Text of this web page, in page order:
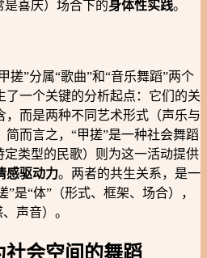
是喜庆）场合下的身体性实践。
搓”分属“歌曲”和“音乐舞蹈”两个
了一个关键的分析起点：它们的关
，而是两种不同艺术形式（声乐与
简而言之，“甲搓”是一种社会舞蹈
定类型的民歌）则为这一活动提供
感驱动力。两者的共生关系，是一
”是“体”（形式、框架、场合），
声音）。
社会空间的舞蹈